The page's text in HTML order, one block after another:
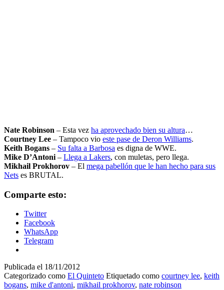
Nate Robinson – Esta vez ha aprovechado bien su altura…
Courtney Lee – Tampoco vio este pase de Deron Williams.
Keith Bogans – Su falta a Barbosa es digna de WWE.
Mike D’Antoni – Llega a Lakers, con muletas, pero llega.
Mikhail Prokhorov – El mega pabellón que le han hecho para sus
Nets es BRUTAL.
Comparte esto:
Twitter
Facebook
WhatsApp
Telegram
Publicada el 18/11/2012
Categorizado como El Quinteto Etiquetado como courtney lee, keith
bogans, mike d'antoni, mikhail prokhorov, nate robinson